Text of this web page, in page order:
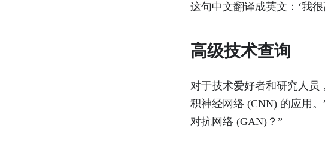
这句中文翻译成英文：‘我
高级技术查询
对于技术爱好者和研究人员
积神经网络 (CNN) 的应用
对抗网络 (GAN)？”